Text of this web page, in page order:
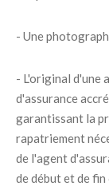
- Une
- L'original d'une
d'assurance
garantissant la
rapatriement
de l'agent
de début et de